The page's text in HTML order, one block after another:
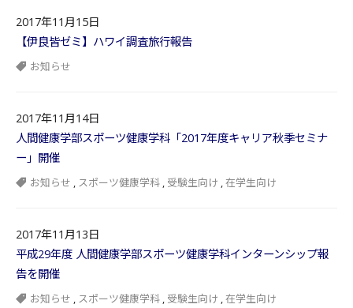
2017年11月15日
【伊良皆ゼミ】ハワイ調査旅行報告
お知らせ
2017年11月14日
人間健康学部スポーツ健康学科「2017年度キャリア秋季セミナ
ー」開催
お知らせ , スポーツ健康学科 , 受験生向け ,在学生向け
2017年11月13日
平成29年度 人間健康学部スポーツ健康学科インターンシップ報
告を開催
お知らせ , スポーツ健康学科 , 受験生向け ,在学生向け